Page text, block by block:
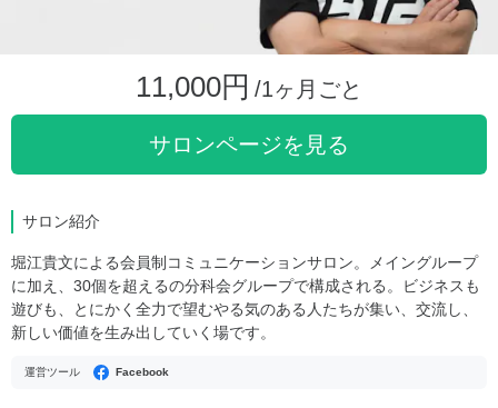
11,000円 /1ヶ月ごと
サロンページを見る
サロン紹介
堀江貴文による会員制コミュニケーションサロン。メイングループ
に加え、30個を超えるの分科会グループで構成される。ビジネスも
遊びも、とにかく全力で望むやる気のある人たちが集い、交流し、
新しい価値を生み出していく場です。
運営ツール Facebook